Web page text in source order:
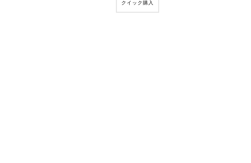
クイック購入